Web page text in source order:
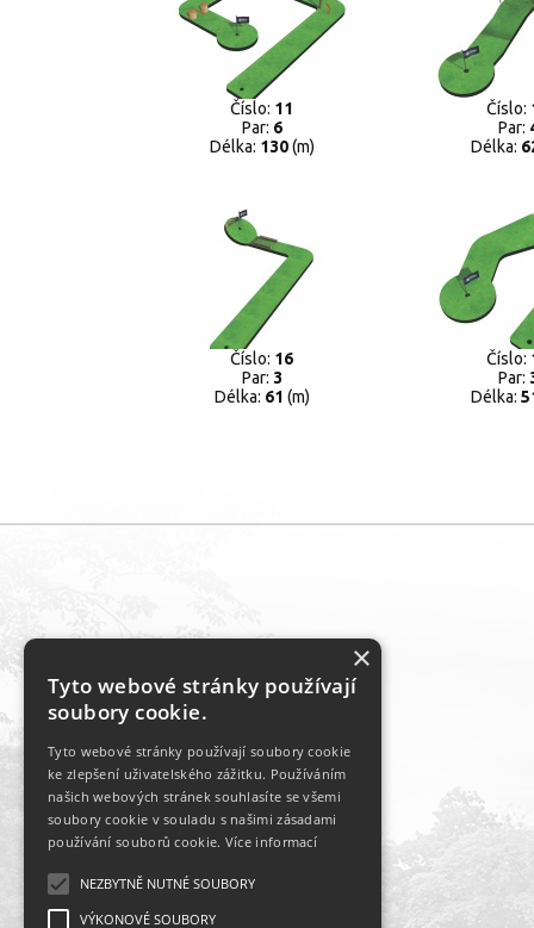
Číslo: 11
Par: 6
Délka: 130(m)
Číslo:
Par:
Délka:
Číslo: 16
Par: 3
Délka: 61 (m)
Číslo:
Par:
Délka:
×
Tyto webové stránky používají
soubory cookie.
Tyto webové stránky používají soubory cookie
ke zlepšení uživatelského zážitku. Používáním
našich webových stránek souhlasíte se všemi
soubory cookie v souladu s našimi zásadami
používání souborů cookie. Více informací
NEZBYTNĚ NUTNÉ SOUBORY
VÝKONOVÉ SOUBORY